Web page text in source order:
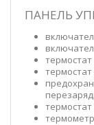
ПАНЕЛЬ
термостат
термостат
термостат